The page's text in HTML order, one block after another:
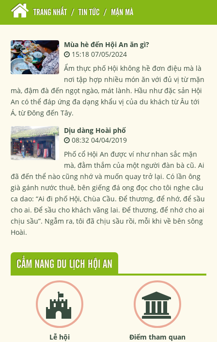
TRANG NHẤT / TIN TỨC / MẶN MÀ
Mùa hè đến Hội An ăn gì?
15:18 07/05/2024
Ẩm thực phố Hội không hề đơn điệu mà là
nơi tập hợp nhiều món ăn với đủ vị từ mặn
mà, đậm đà đến ngọt ngào, mát lành. Hầu như đặc sản Hội
An có thể đáp ứng đa dạng khẩu vị của du khách từ Âu tới
Á, từ Đông đến Tây.
Dịu dàng Hoài phố
08:32 04/04/2019
Phố cổ Hội An được ví như nhan sắc mặn
mà, đằm thắm của một người đàn bà cũ. Ai
đã đến thể nào cũng nhớ và muốn quay trở lại. Có lần ông
già gánh nước thuê, bên giếng đá ong đọc cho tôi nghe câu
ca dao: “Ai đi phố Hội, Chùa Cầu. Để thương, để nhớ, để sầu
cho ai. Để sầu cho khách vãng lai. Để thương, để nhớ cho ai
chịu sầu”. Ngẫm ra, tôi đã chịu sầu rồi, mỗi khi về bên sông
Hoài.
CẨM NANG DU LỊCH HỘI AN
Lễ hội Điểm tham quan